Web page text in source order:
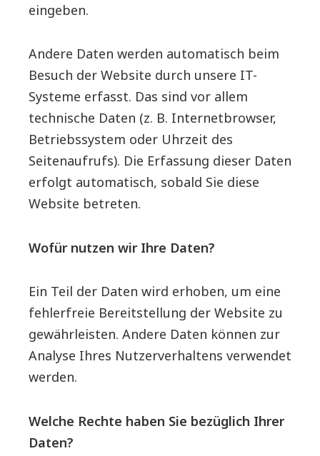
eingeben.
Andere Daten werden automatisch beim
Besuch der Website durch unsere IT-
Systeme erfasst. Das sind vor allem
technische Daten (z. B. Internetbrowser,
Betriebssystem oder Uhrzeit des
Seitenaufrufs). Die Erfassung dieser Daten
erfolgt automatisch, sobald Sie diese
Website betreten.
Wofür nutzen wir Ihre Daten?
Ein Teil der Daten wird erhoben, um eine
fehlerfreie Bereitstellung der Website zu
gewährleisten. Andere Daten können zur
Analyse Ihres Nutzerverhaltens verwendet
werden.
Welche Rechte haben Sie bezüglich Ihrer
Daten?